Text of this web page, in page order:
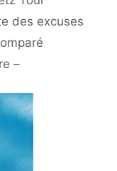
des excuses
–